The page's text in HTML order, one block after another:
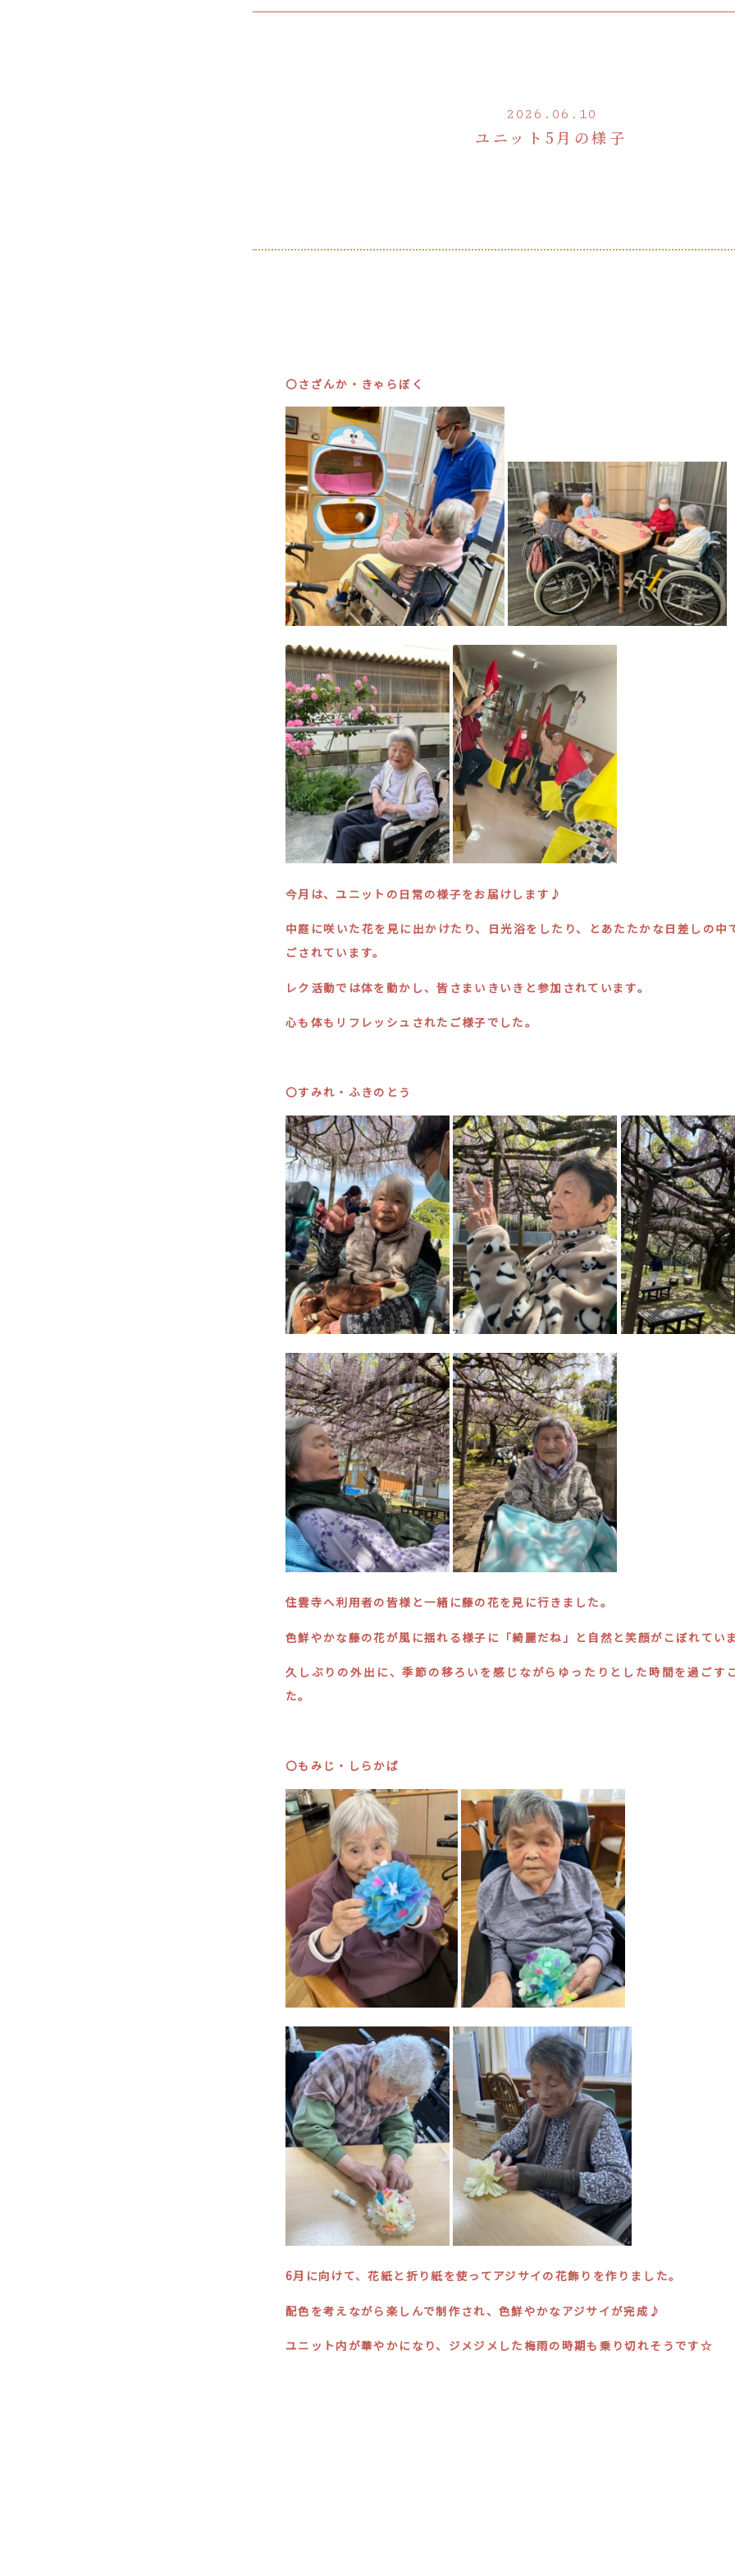
2026.06.10
ユニット5月の様子
〇さざんか・きゃらぼく
今月は、ユニットの日常の様子をお届けします♪
中庭に咲いた花を見に出かけたり、日光浴をしたり、とあたたかな日差しの中
ごされています。
レク活動では体を動かし、皆さまいきいきと参加されています。
心も体もリフレッシュされたご様子でした。
〇すみれ・ふきのとう
住雲寺へ利用者の皆様と一緒に藤の花を見に行きました。
色鮮やかな藤の花が風に揺れる様子に「綺麗だね」と自然と笑顔がこぼれていま
久しぶりの外出に、季節の移ろいを感じながらゆったりとした時間を過ごす
た。
〇もみじ・しらかば
6月に向けて、花紙と折り紙を使ってアジサイの花飾りを作りました。
配色を考えながら楽しんで制作され、色鮮やかなアジサイが完成♪
ユニット内が華やかになり、ジメジメした梅雨の時期も乗り切れそうです☆